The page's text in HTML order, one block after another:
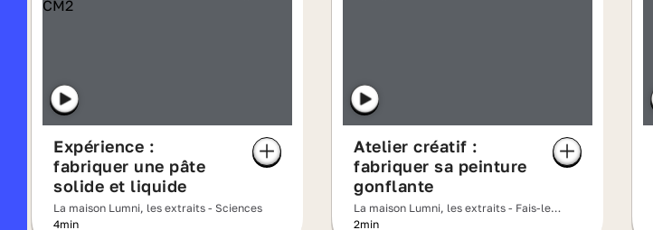
Expérience :
fabriquer une pâte
solide et liquide
La maison Lumni, les extraits - Sciences
4min
Atelier créatif :
fabriquer sa peinture
gonflante
La maison Lumni, les extraits - Fais-le
toi-même
2min